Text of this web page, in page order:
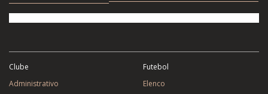
Clube
Administrativo
Futebol
Elenco